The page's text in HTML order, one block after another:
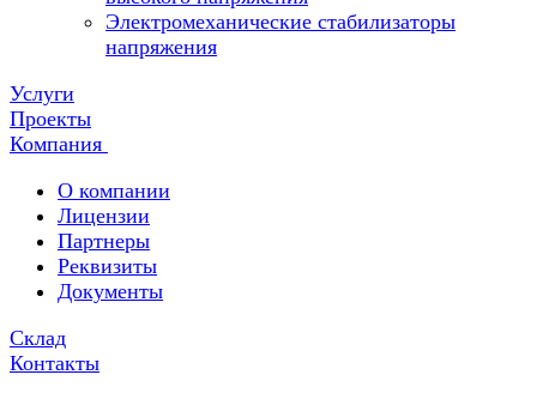
Электромеханические стабилизаторы
напряжения
Услуги
Проекты
Компания
О компании
Лицензии
Партнеры
Реквизиты
Документы
Склад
Контакты